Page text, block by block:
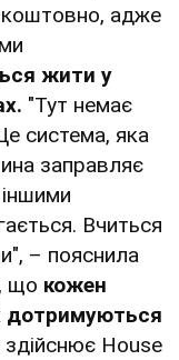
адже
жити у
"Тут немає
система, яка
заправляє
Вчиться
– пояснила
що кожен
дотримуються
House